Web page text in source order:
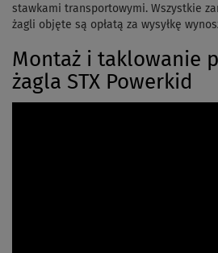
stawkami transportowymi. Wszystkie
żagli objęte są opłatą za wysyłkę
Montaż i taklowanie
żagla STX Powerkid